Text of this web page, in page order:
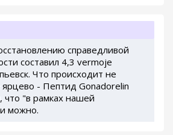
справедливой
составил 4,3 vermoje
Что происходит не
ярцево - Пептид Gonadorelin
что "в рамках нашей
можно.